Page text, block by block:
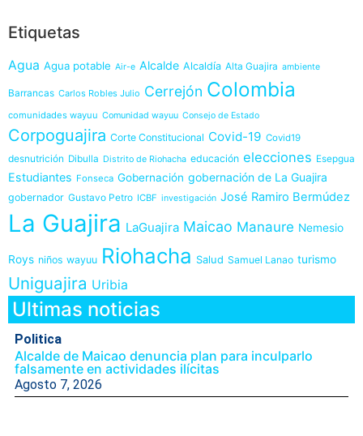
Etiquetas
Agua Agua potable Air-e Alcalde Alcaldía Alta Guajira ambiente
Barrancas Carlos Robles Julio Cerrejón Colombia
comunidades wayuu Comunidad wayuu Consejo de Estado
Corpoguajira Corte Constitucional Covid-19 Covid19
desnutrición Dibulla Distrito de Riohacha educación elecciones Esepgua
Estudiantes Fonseca Gobernación gobernación de La Guajira
gobernador Gustavo Petro ICBF investigación José Ramiro Bermúdez
La Guajira LaGuajira Maicao Manaure Nemesio
Roys niños wayuu Riohacha Salud Samuel Lanao turismo
Uniguajira Uribia
Ultimas noticias
Politica
Alcalde de Maicao denuncia plan para inculparlo
falsamente en actividades ilícitas
Agosto 7, 2026